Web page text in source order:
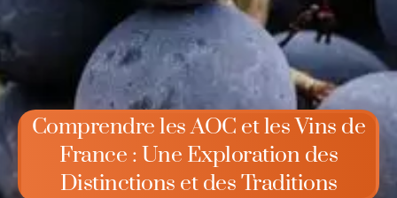
Comprendre les AOC et les Vins de
France : Une Exploration des
Distinctions et des Traditions